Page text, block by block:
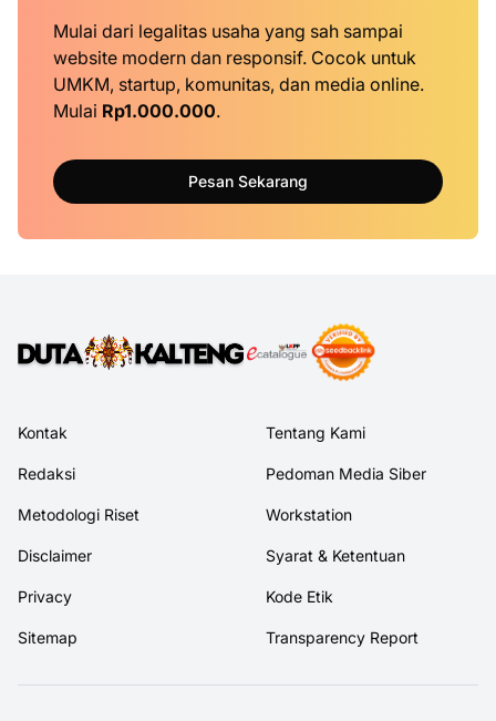
Mulai dari legalitas usaha yang sah sampai
website modern dan responsif. Cocok untuk
UMKM, startup, komunitas, dan media online.
Mulai Rp1.000.000.
Pesan Sekarang
Kontak Tentang Kami
Redaksi Pedoman Media Siber
Metodologi Riset Workstation
Disclaimer Syarat & Ketentuan
Privacy Kode Etik
Sitemap Transparency Report